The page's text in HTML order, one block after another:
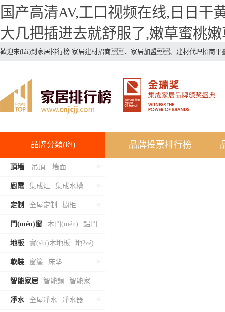
国产高清AV,工口视频在线,日日干
大几把插进去就舒服了,嫩草蜜桃
歡迎來(lái)到家居排行榜-家居建材招商、家居加盟、建材代理招商平
品牌分類(lèi) 品牌投票排行榜
頂墻 吊頂 墻面 >
廚電 集成灶 集成水槽 >
定制 全屋定制 櫥柜 >
門(mén)窗 木門(mén) 鋁門
(mén)窗
地板 實(shí)木地板 地?zé)
岬匕?/a> >
軟裝 窗簾 床墊 >
智能家居 智能鎖 智能家
居 >
凈水 全屋凈水 凈水器 >